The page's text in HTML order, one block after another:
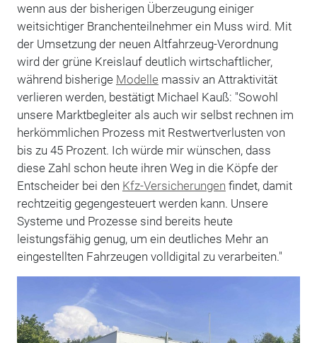
wenn aus der bisherigen Überzeugung einiger
weitsichtiger Branchenteilnehmer ein Muss wird. Mit
der Umsetzung der neuen Altfahrzeug-Verordnung
wird der grüne Kreislauf deutlich wirtschaftlicher,
während bisherige Modelle massiv an Attraktivität
verlieren werden, be­stätigt Michael Kauß: "Sowohl
unsere Marktbegleiter als auch wir selbst rechnen im
herkömmlichen Prozess mit Restwertverlusten von
bis zu 45 Prozent. Ich würde mir wünschen, dass
diese Zahl schon heute ihren Weg in die Köpfe der
Entscheider bei den Kfz-Versicherungen findet, damit
rechtzeitig gegengesteuert werden kann. Unsere
Systeme und Prozesse sind bereits heute
leistungsfähig genug, um ein deutliches Mehr an
eingestellten Fahrzeugen volldigital zu verarbeiten."